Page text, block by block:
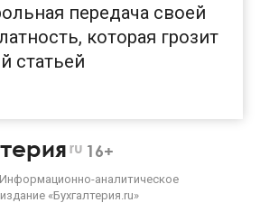
передача своей
которая грозит
статьей
ru 16+
Информационно-аналитическое
«Бухгалтерия.ru»